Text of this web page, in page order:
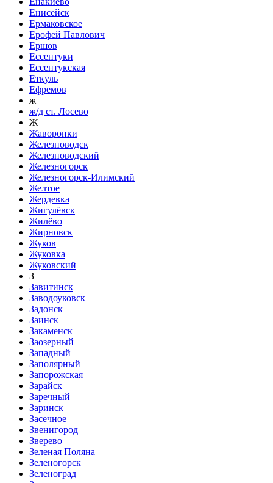
Енисейск
Ермаковское
Ерофей Павлович
Ершов
Ессентуки
Ессентукская
Еткуль
Ефремов
ж
ж/д ст. Лосево
Ж
Жаворонки
Железноводск
Железноводский
Железногорск
Железногорск-Илимский
Желтое
Жердевка
Жигулёвск
Жилёво
Жирновск
Жуков
Жуковка
Жуковский
З
Завитинск
Заводоуковск
Задонск
Заинск
Закаменск
Заозерный
Западный
Заполярный
Запорожская
Зарайск
Заречный
Заринск
Засечное
Звенигород
Зверево
Зеленая Поляна
Зеленогорск
Зеленоград